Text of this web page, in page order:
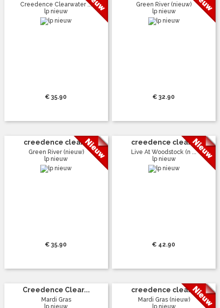
Creedence Clearwater ...
lp nieuw
€ 35.90
Green River (nieuw)
lp nieuw
€ 32.90
creedence clear...
Green River (nieuw)
lp nieuw
€ 35.90
creedence clear...
Live At Woodstock (n ...
lp nieuw
€ 42.90
Creedence Clear...
Mardi Gras
lp nieuw
creedence clear...
Mardi Gras (nieuw)
lp nieuw